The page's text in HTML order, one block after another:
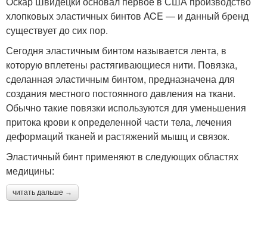
хлопковых эластичных бинтов ACE — и данный бренд
существует до сих пор.
Сегодня эластичным бинтом называется лента, в
которую вплетены растягивающиеся нити. Повязка,
сделанная эластичным бинтом, предназначена для
создания местного постоянного давления на ткани.
Обычно такие повязки используются для уменьшения
притока крови к определенной части тела, лечения
деформаций тканей и растяжений мышц и связок.
Эластичный бинт применяют в следующих областях
медицины:
читать дальше →